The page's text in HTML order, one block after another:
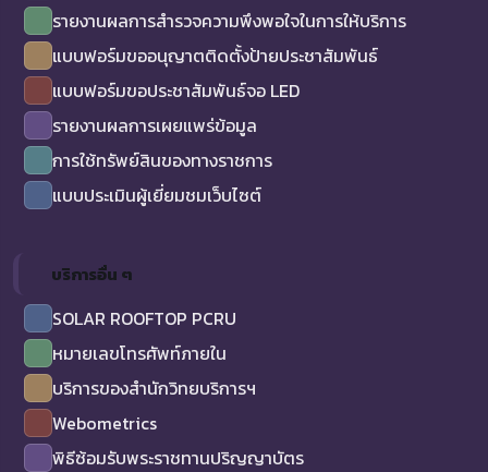
รายงานผลการสำรวจความพึงพอใจในการให้บริการ
แบบฟอร์มขออนุญาตติดตั้งป้ายประชาสัมพันธ์
แบบฟอร์มขอประชาสัมพันธ์จอ LED
รายงานผลการเผยแพร่ข้อมูล
การใช้ทรัพย์สินของทางราชการ
แบบประเมินผู้เยี่ยมชมเว็บไซต์
บริการอื่น ๆ
SOLAR ROOFTOP PCRU
หมายเลขโทรศัพท์ภายใน
บริการของสำนักวิทยบริการฯ
Webometrics
พิธีซ้อมรับพระราชทานปริญญาบัตร